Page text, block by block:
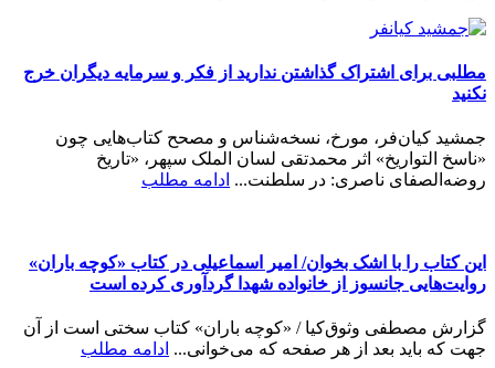
مطلبی برای اشتراک گذاشتن ندارید از فکر و سرمایه دیگران خرج
نکنید
جمشید کیان‌فر، مورخ، نسخه‌شناس و مصحح کتاب‌هایی چون
«ناسخ التواریخ» اثر محمدتقی لسان الملک سپهر، «تاریخ
روضه‌الصفای ناصری: در سلطنت... ادامه مطلب
این کتاب را با اشک بخوان/ امیر اسماعیلی در کتاب «کوچه باران»
روایت‌هایی جانسوز از خانواده شهدا گردآوری کرده است
گزارش مصطفی وثوق‌کیا / «کوچه باران» کتاب سختی است از آن
جهت که باید بعد از هر صفحه که می‌خوانی... ادامه مطلب